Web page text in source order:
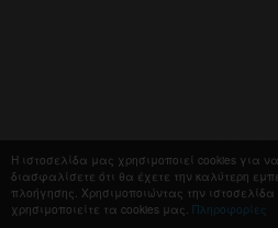
Η ιστοσελίδα μας χρησιμοποιεί cookies για να
διασφαλίσετε ότι θα έχετε την καλύτερη
πλοήγησης. Χρησιμοποιώντας την
χρησιμοποιείτε τα cookies μας. Πληροφορίες